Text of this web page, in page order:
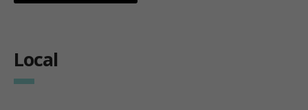
Local